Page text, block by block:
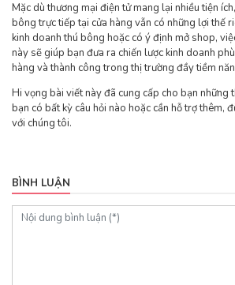
Mặc dù thương mại điện tử mang lại nhiều tiện
bông trực tiếp tại cửa hàng vẫn có những lợi thế
kinh doanh thú bông hoặc có ý định mở shop,
này sẽ giúp bạn đưa ra chiến lược kinh doanh
hàng và thành công trong thị trường đầy tiềm
Hi vọng bài viết này đã cung cấp cho bạn những
bạn có bất kỳ câu hỏi nào hoặc cần hỗ trợ thêm,
với chúng tôi.
BÌNH LUẬN